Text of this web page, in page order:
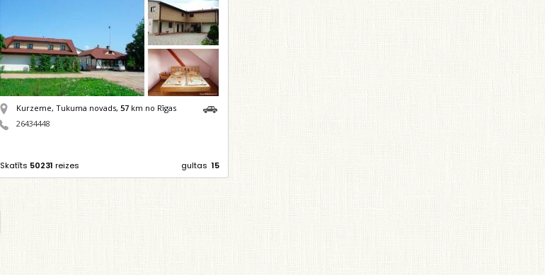
Kurzeme, Tukuma novads,57 km no Rīgas
26434448
Skatīts 50231 reizes gultas 15